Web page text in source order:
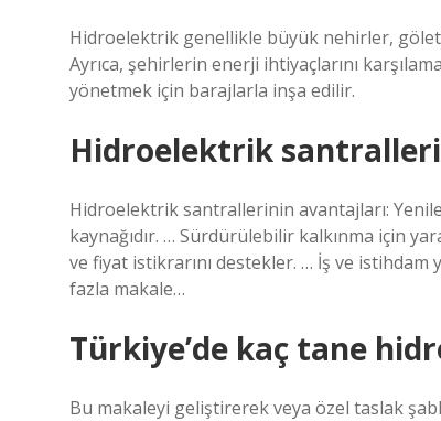
Hidroelektrik genellikle büyük nehirler,
Ayrıca, şehirlerin enerji ihtiyaçlarını
yönetmek için barajlarla inşa edilir.
Hidroelektrik
Hidroelektrik santrallerinin avantajları:
kaynağıdır. … Sürdürülebilir kalkınma için
ve fiyat istikrarını destekler. … İş ve istihdam
fazla makale…
Türkiye’de kaç tane
Bu makaleyi geliştirerek veya özel taslak